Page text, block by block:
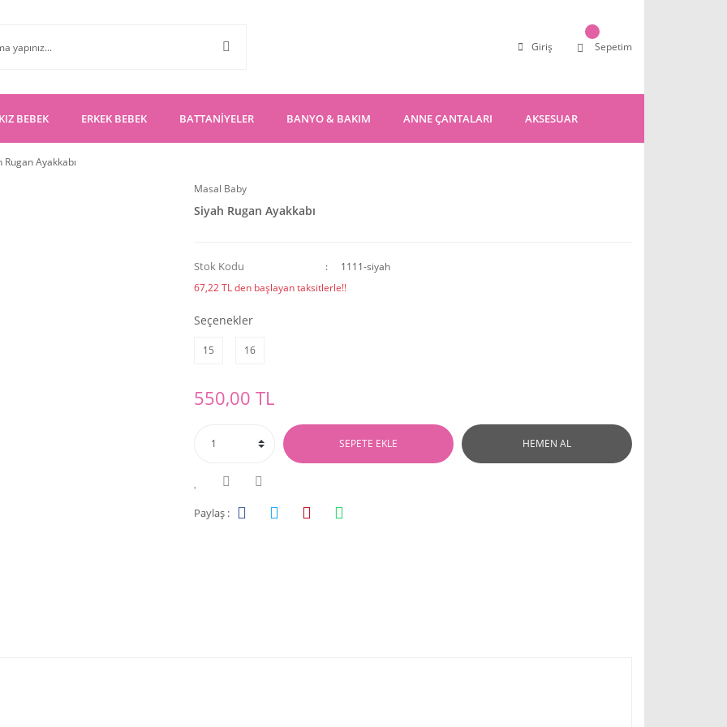
Giriş Sepetim
KIZ BEBEK ERKEK BEBEK BATTANİYELER BANYO & BAKIM ANNE ÇANTALARI AKSESUAR
Rugan Ayakkabı
Masal Baby
Siyah Rugan Ayakkabı
Stok Kodu
1111-siyah
67,22 TL den başlayan taksitlerle!!
Seçenekler
15 16
550,00 TL
SEPETE EKLE HEMEN AL
Paylaş :